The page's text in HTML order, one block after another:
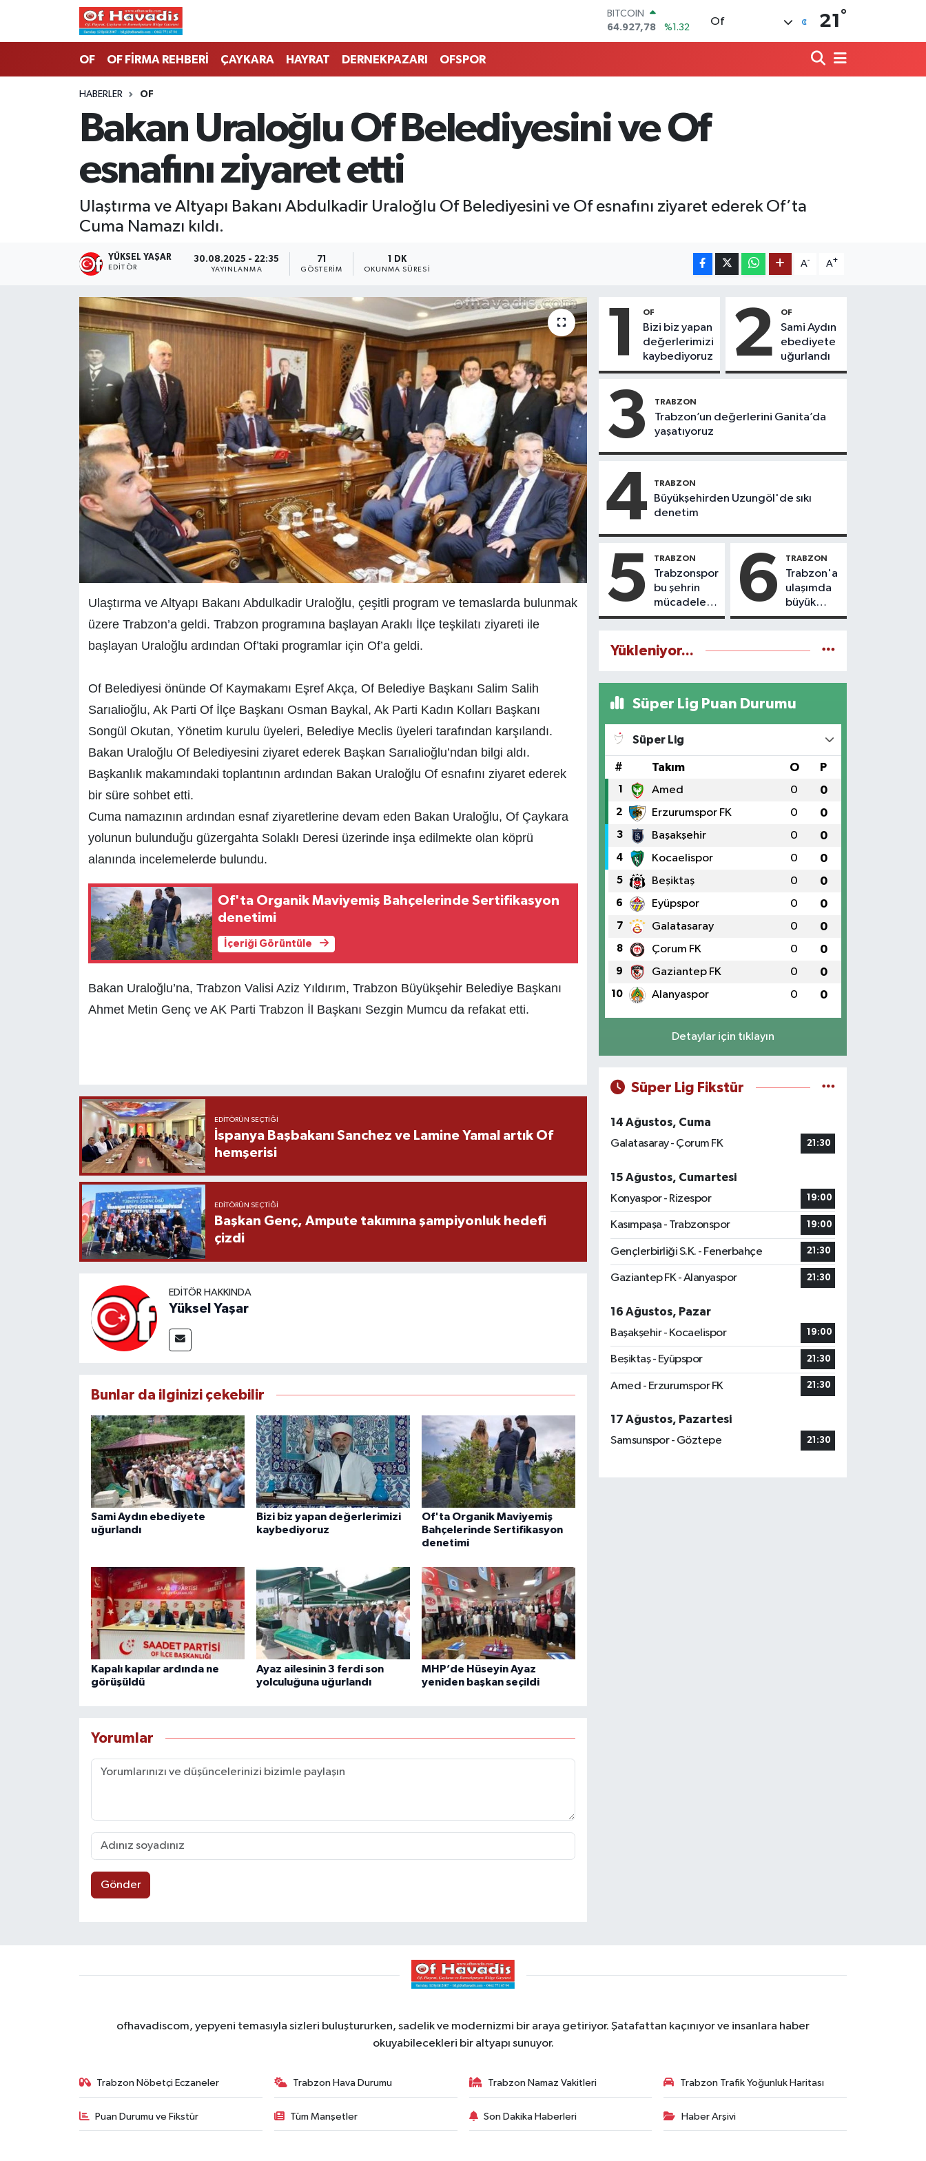
BITCOIN
64.927,78
%1.32
55,0398
%-0.02
GRAM ALTIN
6527.85
%0.54
Of 21 °
OF OF FİRMA REHBERİ ÇAYKARA HAYRAT DERNEKPAZARI OFSPOR
HABERLER OF
Bakan Uraloğlu Of Belediyesini ve Of
esnafını ziyaret etti
Ulaştırma ve Altyapı Bakanı Abdulkadir Uraloğlu Of Belediyesini ve Of esnafını ziyaret ederek Of’ta
Cuma Namazı kıldı.
YÜKSEL YAŞAR
EDITÖR
30.08.2025 - 22:35
YAYINLANMA
71
GÖSTERIM
1 DK
OKUNMA SÜRESI
A- A+
Ulaştırma ve Altyapı Bakanı Abdulkadir Uraloğlu, çeşitli program ve temaslarda bulunmak
üzere Trabzon’a geldi. Trabzon programına başlayan Araklı İlçe teşkilatı ziyareti ile
başlayan Uraloğlu ardından Of’taki programlar için Of’a geldi.
Of Belediyesi önünde Of Kaymakamı Eşref Akça, Of Belediye Başkanı Salim Salih
Sarıalioğlu, Ak Parti Of İlçe Başkanı Osman Baykal, Ak Parti Kadın Kolları Başkanı
Songül Okutan, Yönetim kurulu üyeleri, Belediye Meclis üyeleri tarafından karşılandı.
Bakan Uraloğlu Of Belediyesini ziyaret ederek Başkan Sarıalioğlu’ndan bilgi aldı.
Başkanlık makamındaki toplantının ardından Bakan Uraloğlu Of esnafını ziyaret ederek
bir süre sohbet etti.
Cuma namazının ardından esnaf ziyaretlerine devam eden Bakan Uraloğlu, Of Çaykara
yolunun bulunduğu güzergahta Solaklı Deresi üzerinde inşa edilmekte olan köprü
alanında incelemelerde bulundu.
Of'ta Organik Maviyemiş Bahçelerinde Sertifikasyon
denetimi
İçeriği Görüntüle
Bakan Uraloğlu’na, Trabzon Valisi Aziz Yıldırım, Trabzon Büyükşehir Belediye Başkanı
Ahmet Metin Genç ve AK Parti Trabzon İl Başkanı Sezgin Mumcu da refakat etti.
EDITÖRÜN SEÇTIĞI
İspanya Başbakanı Sanchez ve Lamine Yamal artık Of
hemşerisi
EDITÖRÜN SEÇTIĞI
Başkan Genç, Ampute takımına şampiyonluk hedefi
çizdi
EDITÖR HAKKINDA
Yüksel Yaşar
Bunlar da ilginizi çekebilir
Sami Aydın ebediyete
uğurlandı
Bizi biz yapan değerlerimizi
kaybediyoruz
Of'ta Organik Maviyemiş
Bahçelerinde Sertifikasyon
denetimi
Kapalı kapılar ardında ne
görüşüldü
Ayaz ailesinin 3 ferdi son
yolculuğuna uğurlandı
MHP’de Hüseyin Ayaz
yeniden başkan seçildi
Yorumlar
Gönder
1 OF
Bizi biz yapan
değerlerimizi
kaybediyoruz
2 OF
Sami Aydın
ebediyete
uğurlandı
3 TRABZON
Trabzon’un değerlerini Ganita’da
yaşatıyoruz
4 TRABZON
Büyükşehirden Uzungöl'de sıkı
denetim
5 TRABZON
Trabzonspor
bu şehrin
mücadele
ruhudur
6 TRABZON
Trabzon'a
ulaşımda
büyük
yatırımlar
Yükleniyor...
Süper Lig Puan Durumu
Süper Lig
# Takım O P
1 Amed 0 0
2 Erzurumspor FK 0 0
3 Başakşehir 0 0
4 Kocaelispor 0 0
5 Beşiktaş 0 0
6 Eyüpspor 0 0
7 Galatasaray 0 0
8 Çorum FK 0 0
9 Gaziantep FK 0 0
10 Alanyaspor 0 0
Detaylar için tıklayın
Süper Lig Fikstür
14 Ağustos, Cuma
Galatasaray - Çorum FK
21:30
15 Ağustos, Cumartesi
Konyaspor - Rizespor
19:00
Kasımpaşa - Trabzonspor 19:00
Gençlerbirliği S.K. - Fenerbahçe 21:30
Gaziantep FK - Alanyaspor 21:30
16 Ağustos, Pazar
Başakşehir - Kocaelispor
19:00
Beşiktaş - Eyüpspor 21:30
Amed - Erzurumspor FK 21:30
17 Ağustos, Pazartesi
Samsunspor - Göztepe
21:30
ofhavadiscom, yepyeni temasıyla sizleri buluştururken, sadelik ve modernizmi bir araya getiriyor. Şatafattan kaçınıyor ve insanlara haber
okuyabilecekleri bir altyapı sunuyor.
Trabzon Nöbetçi Eczaneler Trabzon Hava Durumu Trabzon Namaz Vakitleri Trabzon Trafik Yoğunluk Haritası
Puan Durumu ve Fikstür Tüm Manşetler Son Dakika Haberleri Haber Arşivi
Trabzon Nöbetçi Eczaneler
Trabzon Namaz Vakitleri
Trabzon Trafik Yoğunluk Haritası
Tüm Manşetler
Son Dakika Haberleri
Haber Arşivi